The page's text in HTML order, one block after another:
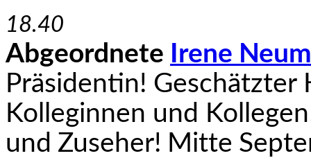
18.40
Abgeordnete
Irene
Präsidentin!
Kolleginnen und
und Zuseher! Mitte